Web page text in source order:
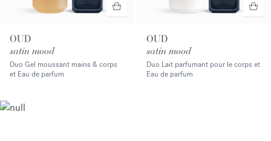
OUD
satin mood
Duo Gel moussant mains & corps
et Eau de parfum
OUD
satin mood
Duo Lait parfumant pour le corps et
Eau de parfum